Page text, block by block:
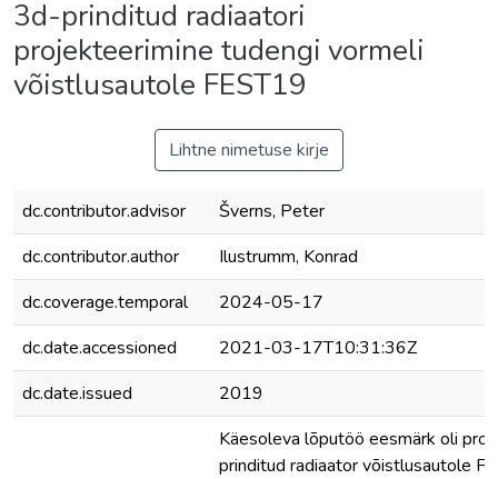
3d-prinditud radiaatori
projekteerimine tudengi vormeli
võistlusautole FEST19
Lihtne nimetuse kirje
dc.contributor.advisor
Šverns, Peter
dc.contributor.author
Ilustrumm, Konrad
dc.coverage.temporal
2024-05-17
dc.date.accessioned
2021-03-17T10:31:36Z
dc.date.issued
2019
Käesoleva lõputöö eesmärk oli
prinditud radiaator võistlusautole